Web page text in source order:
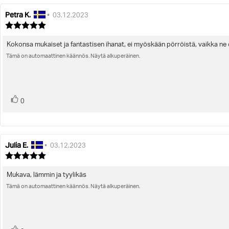
Arvostelun
kirjoittaja:
Petra K. • Arvostelun
03.12.2023
5.0
tähdestä
Arvostelun
teksti:
Kokonsa mukaiset ja fantastisen ihanat, ei myöskään pörröistä, vaikka
Tämä on automaattinen käännös. Näytä alkuperäinen.
Äänestä
0
Arvostelun
kirjoittaja:
Julia E. • Arvostelun
03.12.2023
5.0
5:sta
tähdestä
Arvostelun
teksti:
Mukava, lämmin ja tyylikäs
Tämä on automaattinen käännös. Näytä alkuperäinen.